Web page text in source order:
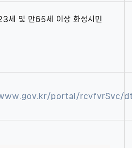
세 및 만65세 이상 화성시민
portal/rcvfvrSvc/